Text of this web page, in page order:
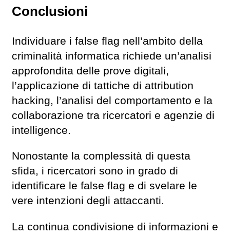
Conclusioni
Individuare i false flag nell’ambito della
criminalità informatica richiede un’analisi
approfondita delle prove digitali,
l’applicazione di tattiche di attribution
hacking, l’analisi del comportamento e la
collaborazione tra ricercatori e agenzie di
intelligence.
Nonostante la complessità di questa
sfida, i ricercatori sono in grado di
identificare le false flag e di svelare le
vere intenzioni degli attaccanti.
La continua condivisione di informazioni e